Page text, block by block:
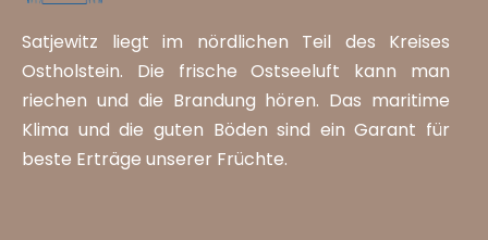
Satjewitz liegt im nördlichen Teil des Kreises
Ostholstein. Die frische Ostseeluft kann man
riechen und die Brandung hören. Das maritime
Klima und die guten Böden sind ein Garant für
beste Erträge unserer Früchte.